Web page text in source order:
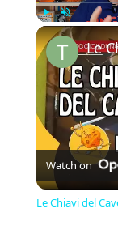
Unmute
Watch on
Le Chiavi del